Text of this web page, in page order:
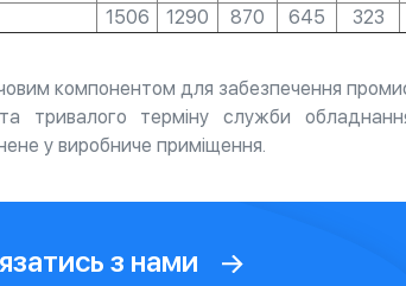
1506 1290 870 645 323
компонентом для забезпечення
тривалого терміну служби
у виробниче приміщення.
з нами